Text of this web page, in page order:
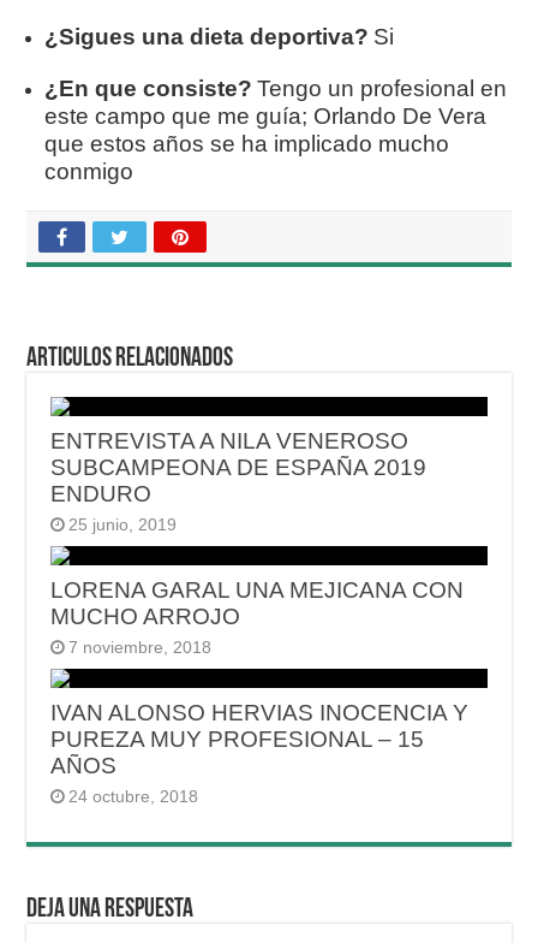
¿Sigues una dieta deportiva? Si
¿En que consiste? Tengo un profesional en
este campo que me guía; Orlando De Vera
que estos años se ha implicado mucho
conmigo
Articulos relacionados
ENTREVISTA A NILA VENEROSO
SUBCAMPEONA DE ESPAÑA 2019
ENDURO
25 junio, 2019
LORENA GARAL UNA MEJICANA CON
MUCHO ARROJO
7 noviembre, 2018
IVAN ALONSO HERVIAS INOCENCIA Y
PUREZA MUY PROFESIONAL – 15
AÑOS
24 octubre, 2018
Deja una respuesta